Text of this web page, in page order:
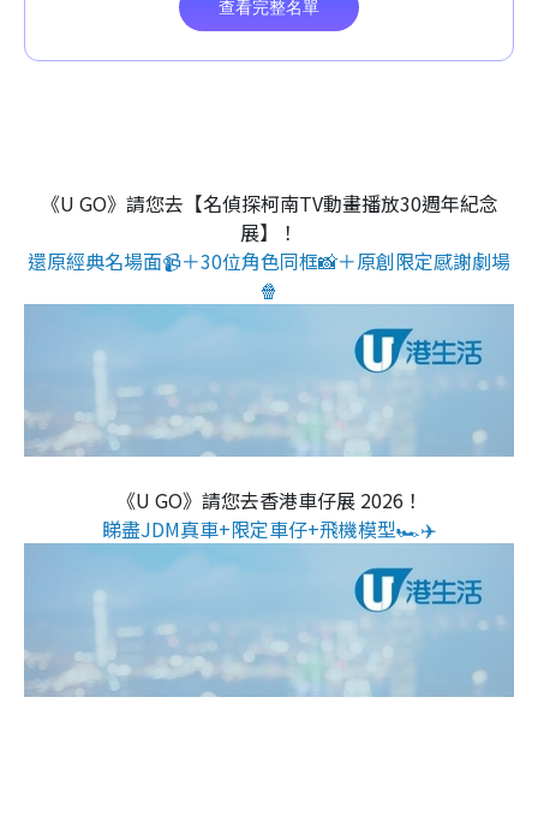
《U GO》請您去【名偵探柯南TV動畫播放30週年紀念
展】！
還原經典名場面📹＋30位角色同框📸＋原創限定感謝劇場
🍿
《U GO》請您去香港車仔展 2026！
睇盡JDM真車+限定車仔+飛機模型🏎️✈️